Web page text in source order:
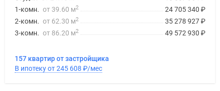
24 705 340 ₽
1-комн. от 39.60 м2
35 278 927₽
2-комн. от 62.30 м2
49 572 930 ₽
3-комн. от 86.20 м2
157 квартир от застройщика
В ипотеку от 245 608 ₽/мес